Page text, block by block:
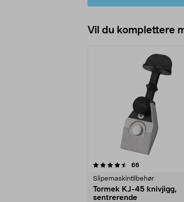
Vil du komplettere
66anmeldelser
Slipemaskintilbehør
Tormek KJ-45 knivjigg,
sentrerende
4.5av 5 stjerner